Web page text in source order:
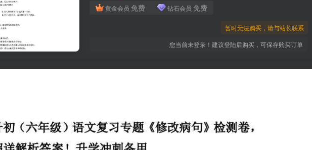
黄金会员 免费 钻石会员 免费
暂时无法购买，请与站长联系
您当前未登录！建议登陆后购买，可保存购买订单